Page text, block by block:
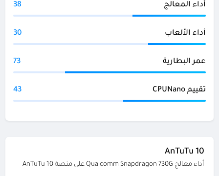
أداء المعالج 38
أداء الألعاب 30
عمر البطارية 73
تقييم CPUNano 43
AnTuTu 10
أداء معالج Qualcomm Snapdragon 730G على منصة AnTuTu 10